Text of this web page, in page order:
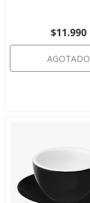
$11.990
AGOTADO